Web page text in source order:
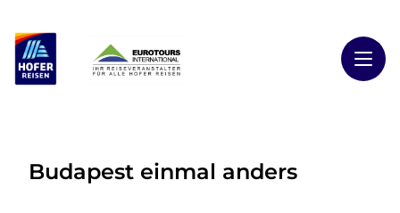
Highlights
Budapest einmal anders